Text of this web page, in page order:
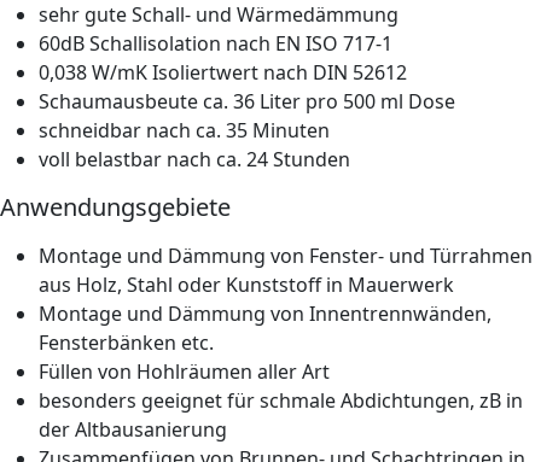
sehr gute Schall- und Wärmedämmung
60dB Schallisolation nach EN ISO 717-1
0,038 W/mK Isoliertwert nach DIN 52612
Schaumausbeute ca. 36 Liter pro 500 ml Dose
schneidbar nach ca. 35 Minuten
voll belastbar nach ca. 24 Stunden
Anwendungsgebiete
Montage und Dämmung von Fenster- und Türrahmen
aus Holz, Stahl oder Kunststoff in Mauerwerk
Montage und Dämmung von Innentrennwänden,
Fensterbänken etc.
Füllen von Hohlräumen aller Art
besonders geeignet für schmale Abdichtungen, zB in
der Altbausanierung